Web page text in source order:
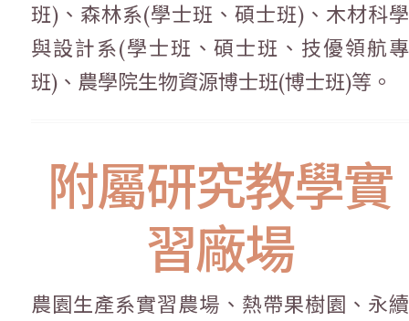
班)、森林系(學士班、碩士班)、木材科學
與設計系(學士班、碩士班、技優領航專
班)、農學院生物資源博士班(博士班)等。
附屬研究教學實
習廠場
農園生產系實習農場、熱帶果樹園、永續